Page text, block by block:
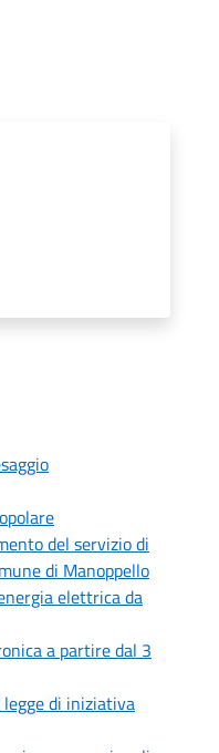
del servizio di
di Manoppello
elettrica da
a partire dal 3
di iniziativa